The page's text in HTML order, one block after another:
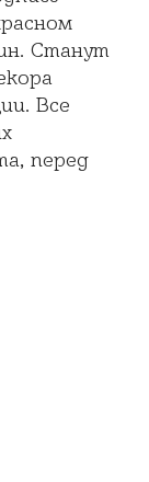
Станут
Все
перед